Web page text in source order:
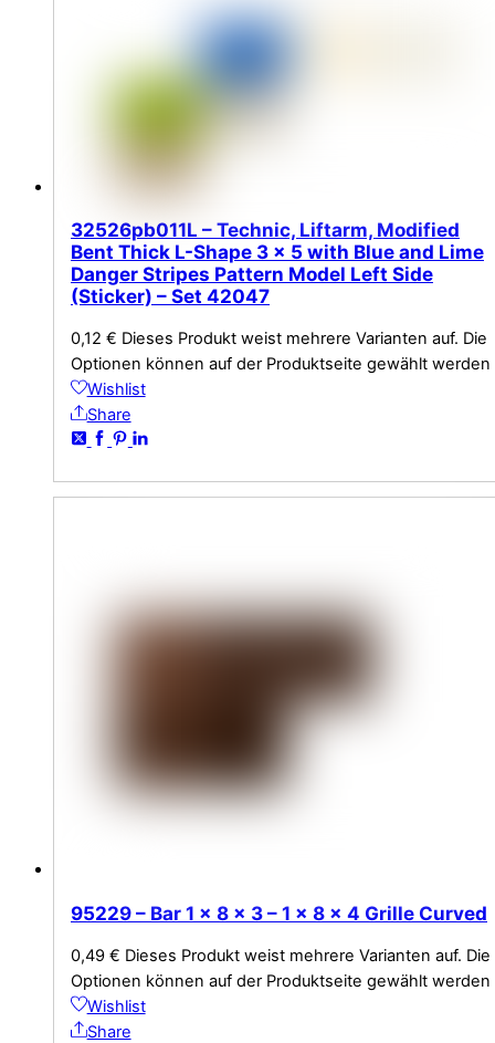
32526pb011L – Technic, Liftarm, Modified
Bent Thick L-Shape 3 x 5 with Blue and Lime
Danger Stripes Pattern Model Left Side
(Sticker) – Set 42047
0,12 € Dieses Produkt weist mehrere Varianten auf. Die
Optionen können auf der Produktseite gewählt werden
Wishlist
Share
95229 – Bar 1 x 8 x 3 – 1 x 8 x 4 Grille Curved
0,49 € Dieses Produkt weist mehrere Varianten auf. Die
Optionen können auf der Produktseite gewählt werden
Wishlist
Share